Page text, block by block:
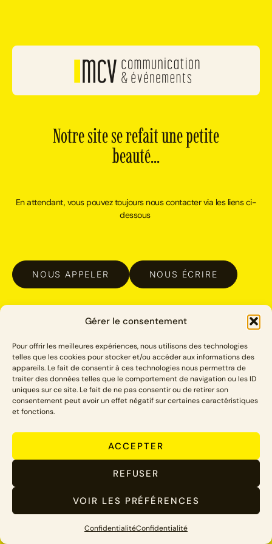
Gérer le consentement
Pour offrir les meilleures expériences, nous utilisons des technologies
telles que les cookies pour stocker et/ou accéder aux informations des
appareils. Le fait de consentir à ces technologies nous permettra de
traiter des données telles que le comportement de navigation ou les ID
uniques sur ce site. Le fait de ne pas consentir ou de retirer son
consentement peut avoir un effet négatif sur certaines caractéristiques
et fonctions.
ACCEPTER
REFUSER
VOIR LES PRÉFÉRENCES
ConfidentialitéConfidentialité
Notre site se refait une petite
beauté...
En attendant, vous pouvez toujours nous contacter via les liens ci-
dessous
NOUS APPELER NOUS ÉCRIRE